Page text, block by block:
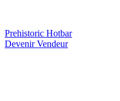
Prehistoric Hotbar
Devenir Vendeur